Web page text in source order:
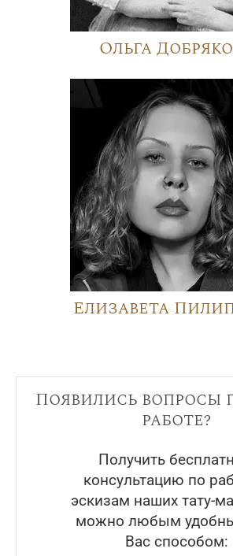
Ольга
Елизавета
Появились вопросы
работе?
Получить
консультацию по
эскизам наших тату-
можно любым
Вас способом: